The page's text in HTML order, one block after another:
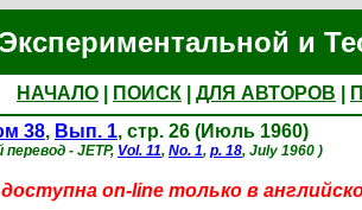
и
НАЧАЛО ПОИСК ДЛЯ АВТОРОВ
38, Вып. 1, стр. 26 (Июль 1960)
перевод - JETP, Vol. 11, No. 1, p. 18, July 1960 )
on-line только в